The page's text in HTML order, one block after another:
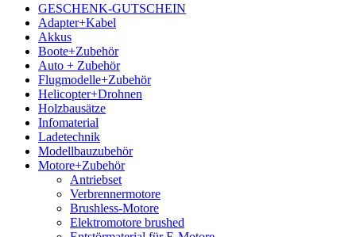
GESCHENK-GUTSCHEIN
Adapter+Kabel
Akkus
Boote+Zubehör
Auto + Zubehör
Flugmodelle+Zubehör
Helicopter+Drohnen
Holzbausätze
Infomaterial
Ladetechnik
Modellbauzubehör
Motore+Zubehör
Antriebset
Verbrennermotore
Brushless-Motore
Elektromotore brushed